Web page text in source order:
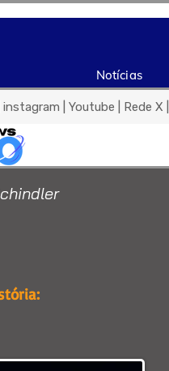
Notícias
| Youtube | Rede